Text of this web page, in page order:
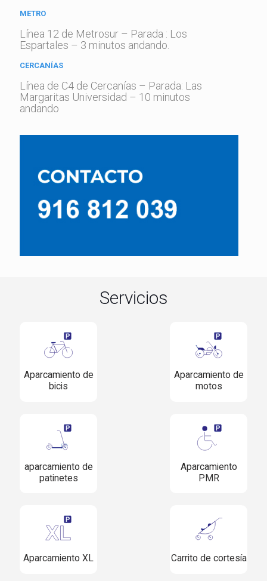
METRO
Línea 12 de Metrosur – Parada : Los
Espartales – 3 minutos andando.
CERCANÍAS
Línea de C4 de Cercanías – Parada: Las
Margaritas Universidad – 10 minutos
andando
Servicios
Aparcamiento de
bicis
Aparcamiento de
motos
aparcamiento de
patinetes
Aparcamiento
PMR
Aparcamiento XL Carrito de cortesía